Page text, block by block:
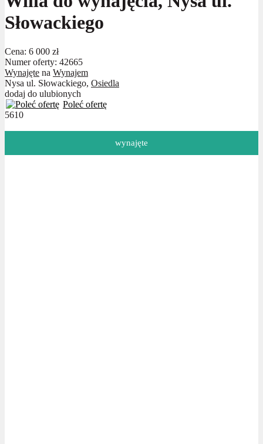
Słowackiego
Cena: 6 000 zł
Numer oferty: 42665
Wynajęte na Wynajem
Nysa ul. Słowackiego, Osiedla
dodaj do ulubionych
Poleć ofertę
5610
wynajęte